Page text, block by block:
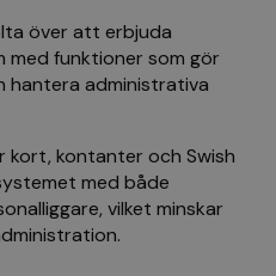
över att erbjuda
med funktioner som gör
administrativa
kort, kontanter och Swish
med både
vilket minskar